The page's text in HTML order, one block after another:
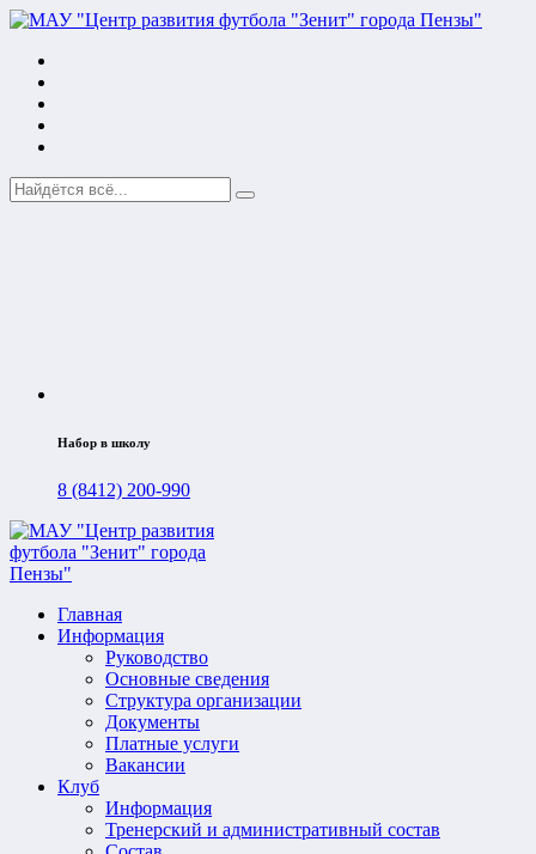
Набор в школу
8 (8412) 200-990
Главная
Информация
Руководство
Основные сведения
Структура организации
Документы
Платные услуги
Вакансии
Клуб
Информация
Тренерский и административный состав